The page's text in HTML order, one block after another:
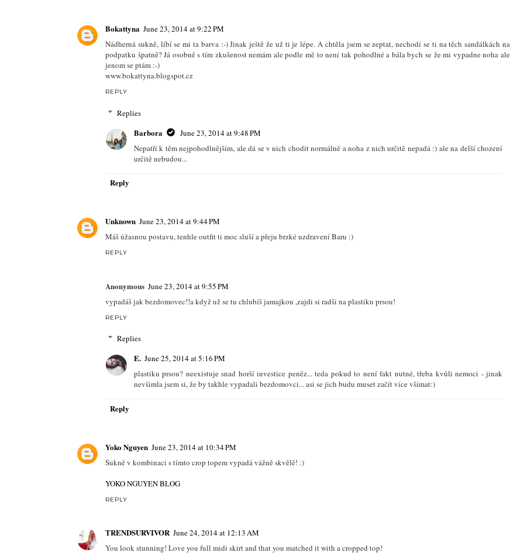
Bokattyna June 23, 2014 at 9:22 PM
Nádherná sukně, líbí se mi ta barva :-) Jinak ještě že už ti je lépe. A chtěla jsem se zeptat, nechodí se ti na těch sandálkách na
podpatku špatně? Já osobně s tím zkušenost nemám ale podle mě to není tak pohodlné a bála bych se že mi vypadne noha ale
jenom se ptám :-)
www.bokattyna.blogspot.cz
REPLY
Replies
Barbora
June 23, 2014 at 9:48 PM
Nepatří k těm nejpohodlnějším, ale dá se v nich chodit normálně a noha z nich určitě nepadá :) ale na delší chození
určitě nebudou...
Reply
Unknown June 23, 2014 at 9:44 PM
Máš úžasnou postavu, tenhle outfit ti moc sluší a přeju brzké uzdravení Baru :)
REPLY
Anonymous June 23, 2014 at 9:55 PM
vypadáš jak bezdomovec!!a když už se tu chlubíš jamajkou ,zajdi si radši na plastiku prsou!
REPLY
Replies
E. June 25, 2014 at 5:16 PM
plastiku prsou? neexistuje snad horší investice peněz... teda pokud to není fakt nutné, třeba kvůli nemoci - jinak
nevšimla jsem si, že by takhle vypadali bezdomovci... asi se jich budu muset začít více všímat:)
Reply
Yoko Nguyen June 23, 2014 at 10:34 PM
Sukně v kombinaci s tímto crop topem vypadá vážně skvělě! :)
YOKO NGUYEN BLOG
REPLY
TRENDSURVIVOR June 24, 2014 at 12:13 AM
You look stunning! Love you full midi skirt and that you matched it with a cropped top!